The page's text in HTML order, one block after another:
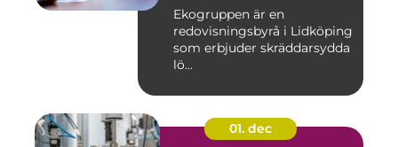
Ekogruppen är en
redovisningsbyrå i Lidköping
som erbjuder skräddarsydda
lö...
01. dec